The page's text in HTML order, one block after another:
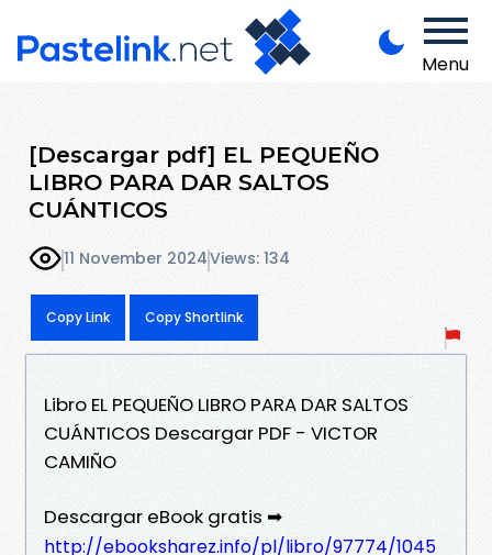
Menu
[Descargar pdf] EL PEQUEÑO
LIBRO PARA DAR SALTOS
CUÁNTICOS
11 November 2024Views: 134
Copy Link Copy Shortlink
Libro EL PEQUEÑO LIBRO PARA DAR SALTOS
CUÁNTICOS Descargar PDF - VICTOR
CAMIÑO
Descargar eBook gratis ➡
http://ebooksharez.info/pl/libro/97774/1045